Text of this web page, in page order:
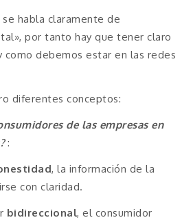
habla claramente de
por tanto hay que tener claro
como debemos estar en las redes
diferentes conceptos:
de las empresas en
:
, la información de la
con claridad.
bidireccional, el consumidor